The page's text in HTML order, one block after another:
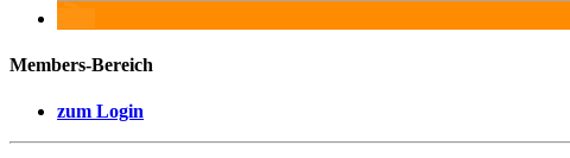
Members-Bereich
zum Login